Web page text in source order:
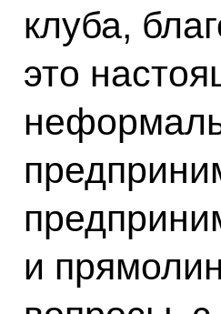
клуба,
это
и